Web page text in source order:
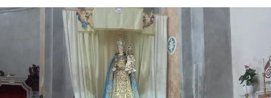
ECONOMIA E LAVORO